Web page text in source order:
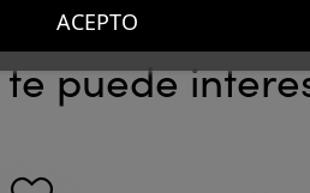
puede
ACEPTO